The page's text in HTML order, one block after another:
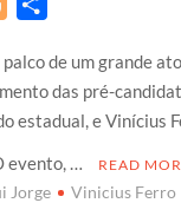
o
g
g
e
r
a
r
e
de um grande
das pré-
estadual, e Vinícius
evento, …
READ
Jorge Vinicius Ferro